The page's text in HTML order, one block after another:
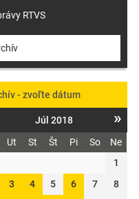
RTVS
- zvoľte dátum
Júl 2018 »
Ut St Št Pi So
Ne
1
3 4 5 6 7
8